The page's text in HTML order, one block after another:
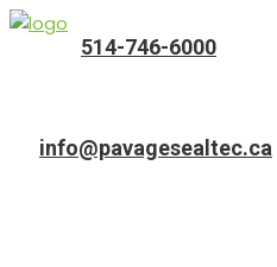
514-746-6000
info@pavagesealtec.ca